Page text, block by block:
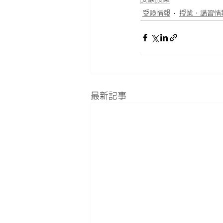
受験情報
授業・講習情
最新記事